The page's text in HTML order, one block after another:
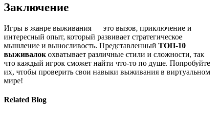
Заключение
Игры в жанре выживания — это вызов, приключение и
интересный опыт, который развивает стратегическое
мышление и выносливость. Представленный ТОП-10
выживалок охватывает различные стили и сложности, так
что каждый игрок сможет найти что-то по душе. Попробуйте
их, чтобы проверить свои навыки выживания в виртуальном
мире!
Related Blog